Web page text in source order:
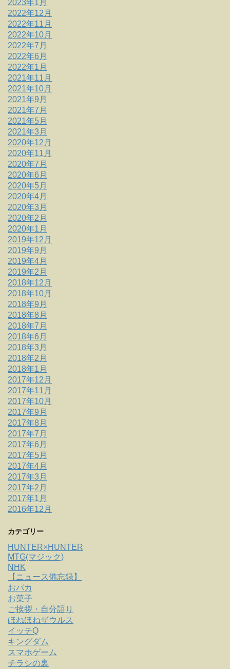
2023年1月
2022年12月
2022年11月
2022年10月
2022年7月
2022年6月
2022年1月
2021年11月
2021年10月
2021年9月
2021年7月
2021年5月
2021年3月
2020年12月
2020年11月
2020年7月
2020年6月
2020年5月
2020年4月
2020年3月
2020年2月
2020年1月
2019年12月
2019年9月
2019年4月
2019年2月
2018年12月
2018年10月
2018年9月
2018年8月
2018年7月
2018年6月
2018年3月
2018年2月
2018年1月
2017年12月
2017年11月
2017年10月
2017年9月
2017年8月
2017年7月
2017年6月
2017年5月
2017年4月
2017年3月
2017年2月
2017年1月
2016年12月
カテゴリー
HUNTER×HUNTER
MTG(マジック)
NHK
【ニュース備忘録】
おバカ
お菓子
ご挨拶・自分語り
ほねほねザウルス
イッテQ
キングダム
スマホゲーム
チラシの裏